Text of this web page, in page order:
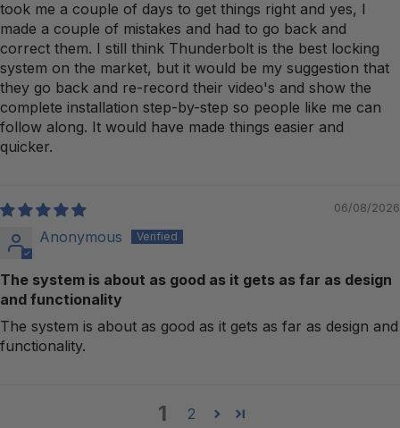
took me a couple of days to get things right and yes, I
made a couple of mistakes and had to go back and
correct them. I still think Thunderbolt is the best locking
system on the market, but it would be my suggestion that
they go back and re-record their video's and show the
complete installation step-by-step so people like me can
follow along. It would have made things easier and
quicker.
06/08/2026
Anonymous
The system is about as good as it gets as far as design
and functionality
The system is about as good as it gets as far as design and
functionality.
1 2